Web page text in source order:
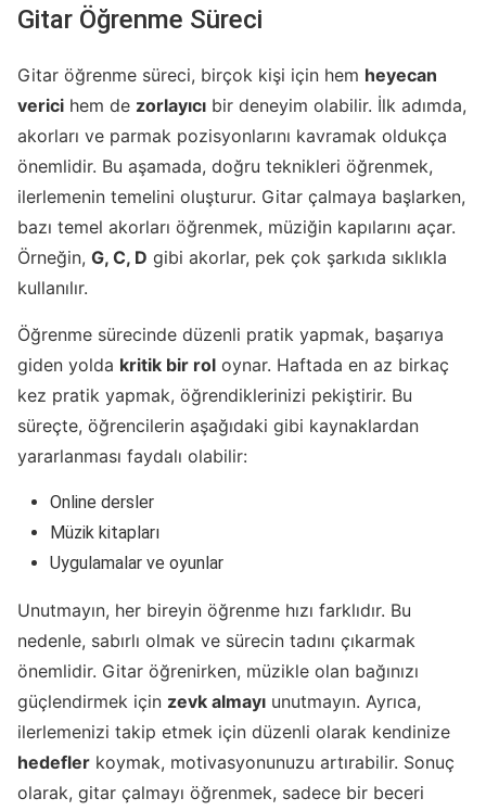
Gitar Öğrenme Süreci
Gitar öğrenme süreci, birçok kişi için hem heyecan
verici hem de zorlayıcı bir deneyim olabilir. İlk adımda,
akorları ve parmak pozisyonlarını kavramak oldukça
önemlidir. Bu aşamada, doğru teknikleri öğrenmek,
ilerlemenin temelini oluşturur. Gitar çalmaya başlarken,
bazı temel akorları öğrenmek, müziğin kapılarını açar.
Örneğin, G, C, D gibi akorlar, pek çok şarkıda sıklıkla
kullanılır.
Öğrenme sürecinde düzenli pratik yapmak, başarıya
giden yolda kritik bir rol oynar. Haftada en az birkaç
kez pratik yapmak, öğrendiklerinizi pekiştirir. Bu
süreçte, öğrencilerin aşağıdaki gibi kaynaklardan
yararlanması faydalı olabilir:
Online dersler
Müzik kitapları
Uygulamalar ve oyunlar
Unutmayın, her bireyin öğrenme hızı farklıdır. Bu
nedenle, sabırlı olmak ve sürecin tadını çıkarmak
önemlidir. Gitar öğrenirken, müzikle olan bağınızı
güçlendirmek için zevk almayı unutmayın. Ayrıca,
ilerlemenizi takip etmek için düzenli olarak kendinize
hedefler koymak, motivasyonunuzu artırabilir. Sonuç
olarak, gitar çalmayı öğrenmek, sadece bir beceri